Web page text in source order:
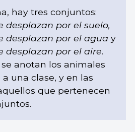
hay tres conjuntos:
desplazan por el suelo,
desplazan por el aguay
desplazan por el aire.
anotan los animales
una clase, y en las
que pertenecen